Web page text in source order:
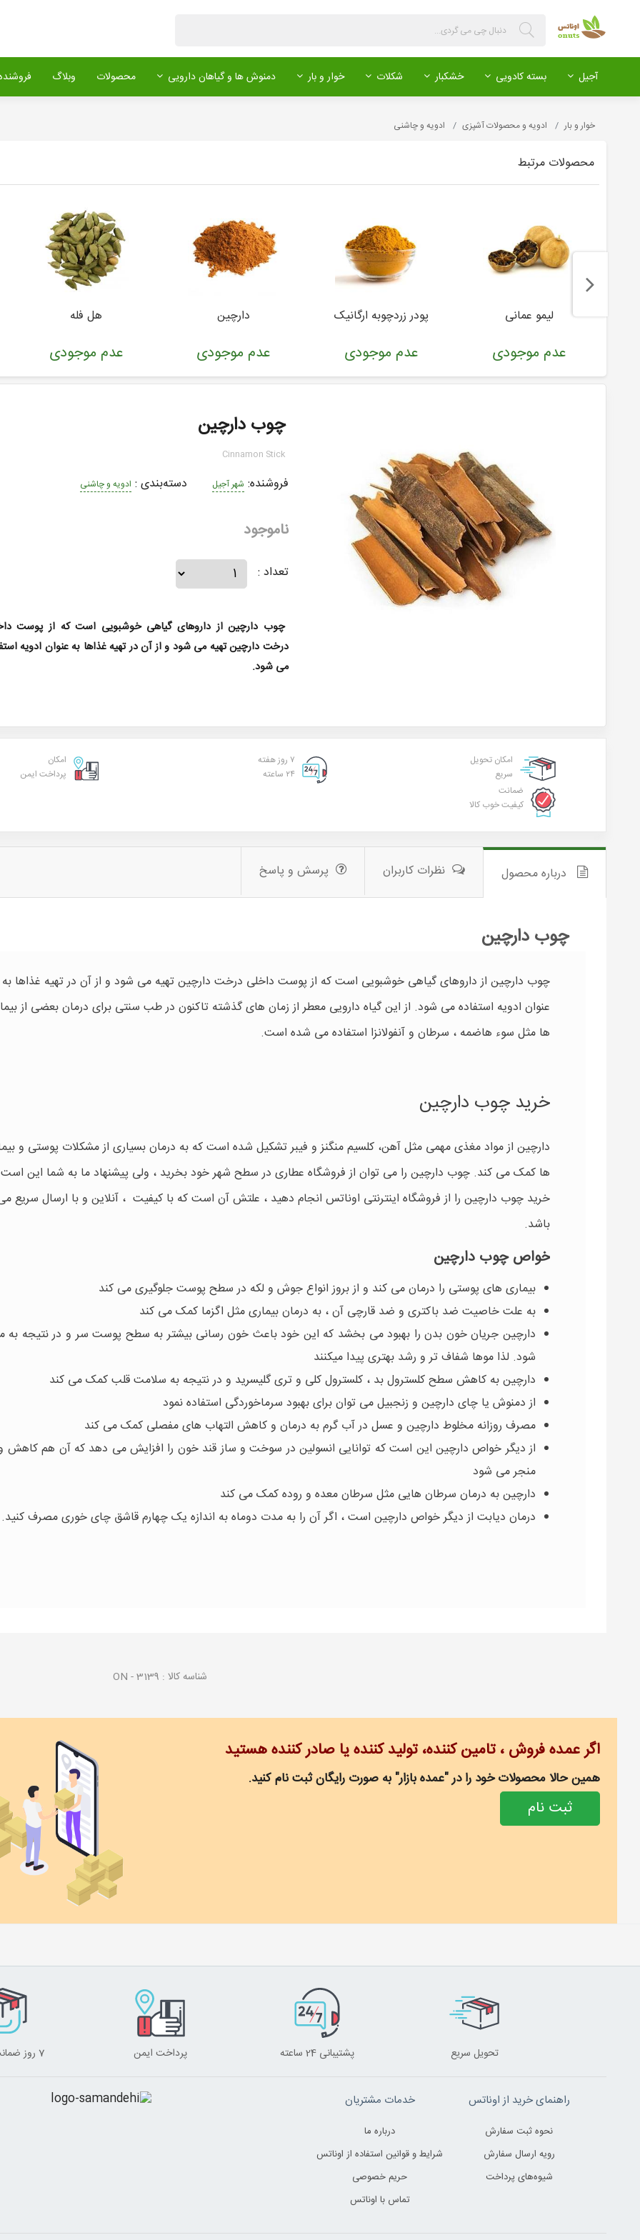
آجیل بسته کادویی خشکبار شکلات خوار و بار دمنوش ها و گیاهان دارویی محصولات وبلاگ
خوار و بار ادویه و محصولات آشپزی ادویه و چاشنی
محصولات مرتبط
لیمو عمانی
عدم موجودی
پودر زردچوبه ارگانیک
عدم موجودی
دارچین
عدم موجودی
هل فله
عدم موجودی
چوب دارچین
Cinnamon Stick
فروشنده: شهر آجیل دسته‌بندی : ادویه و چاشنی
ناموجود
تعداد :
چوب دارچین از داروهای گیاهی خوشبویی است که از پوست
درخت دارچین تهیه می شود و از آن در تهیه غذاها به عنوان ادویه
می شود.
امکان تحویل
سریع
۷ روز هفته
۲۴ ساعته
امکان
پرداخت ایمن
ضمانت
کیفیت خوب کالا
درباره محصول نظرات کاربران پرسش و پاسخ
چوب دارچین
چوب دارچین از داروهای گیاهی خوشبویی است که از پوست داخلی درخت دارچین تهیه می شود و از آن در تهیه غذاها به
عنوان ادویه استفاده می شود. از این گیاه دارویی معطر از زمان های گذشته تاکنون در طب سنتی برای درمان بعضی از
ها مثل سوء هاضمه ، سرطان و آنفولانزا استفاده می شده است.
خرید چوب دارچین
دارچین از مواد مغذی مهمی مثل آهن، کلسیم منگنز و فیبر تشکیل شده است که به درمان بسیاری از مشکلات پوستی و
ها کمک می کند. چوب دارچین را می توان از فروشگاه عطاری در سطح شهر خود بخرید ، ولی پیشنهاد ما به شما این
خرید چوب دارچین را از فروشگاه اینترنتی اوناتس انجام دهید ، علتش آن است که با کیفیت ، آنلاین و با ارسال سریع
باشد.
خواص چوب دارچین
بیماری های پوستی را درمان می کند و از بروز انواع جوش و لکه در سطح پوست جلوگیری می کند
به علت خاصیت ضد باکتری و ضد قارچی آن ، به درمان بیماری مثل اگزما کمک می کند
دارچین جریان خون بدن را بهبود می بخشد که این خود باعث خون رسانی بیشتر به سطح پوست سر و در نتیجه به
شود. لذا موها شفاف تر و رشد بهتری پیدا میکنند
دارچین به کاهش سطح کلسترول بد ، کلسترول کلی و تری گلیسرید و در نتیجه به سلامت قلب کمک می کند
از دمنوش یا چای دارچین و زنجبیل می توان برای بهبود سرماخوردگی استفاده نمود
مصرف روزانه مخلوط دارچین و عسل در آب گرم به درمان و کاهش التهاب های مفصلی کمک می کند
از دیگر خواص دارچین این است که توانایی انسولین در سوخت و ساز قند خون را افزایش می دهد که آن هم کاهش
منجر می شود
دارچین به درمان سرطان هایی مثل سرطان معده و روده کمک می کند
درمان دیابت از دیگر خواص دارچین است ، اگر آن را به مدت دوماه به اندازه یک چهارم قاشق چای خوری مصرف کنید.
شناسه کالا : ON - 3139
اگر عمده فروش ، تامین کننده، تولید کننده یا صادر کننده هستید
همین حالا محصولات خود را در "عمده بازار" به صورت رایگان ثبت نام کنید.
ثبت نام
تحویل سریع پشتیبانی 24 ساعته پرداخت ایمن 7 روز ضمانت برگشت
راهنمای خرید از اوناتس
نحوه ثبت سفارش
رویه ارسال سفارش
شیوه‌های پرداخت
خدمات مشتریان
درباره ما
شرایط و قوانین استفاده از اوناتس
حریم خصوصی
تماس با اوناتس